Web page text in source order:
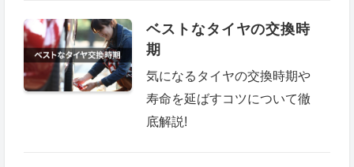
ベストなタイヤの交換時
期
気になるタイヤの交換時期や
寿命を延ばすコツについて徹
底解説!